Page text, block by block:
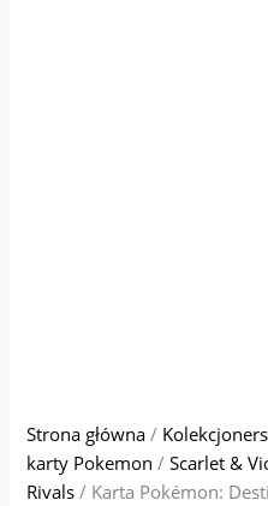
Strona główna /
karty Pokemon /Scarlet &
Rivals / Karta Pokémon: